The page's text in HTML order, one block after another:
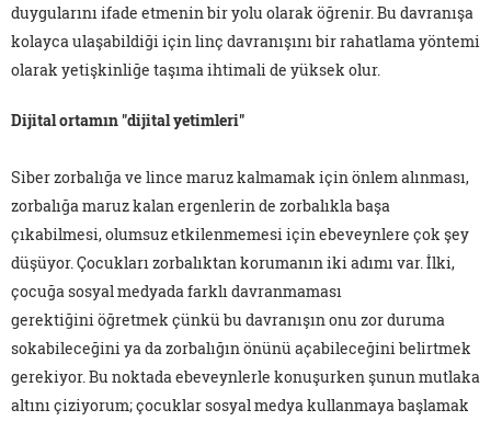
duygularını ifade etmenin bir yolu olarak öğrenir. Bu davranışa
kolayca ulaşabildiği için linç davranışını bir rahatlama yöntemi
olarak yetişkinliğe taşıma ihtimali de yüksek olur.
Dijital ortamın "dijital yetimleri"
Siber zorbalığa ve lince maruz kalmamak için önlem alınması,
zorbalığa maruz kalan ergenlerin de zorbalıkla başa
çıkabilmesi, olumsuz etkilenmemesi için ebeveynlere çok şey
düşüyor. Çocukları zorbalıktan korumanın iki adımı var. İlki,
çocuğa sosyal medyada farklı davranmaması
gerektiğini öğretmek çünkü bu davranışın onu zor duruma
sokabileceğini ya da zorbalığın önünü açabileceğini belirtmek
gerekiyor. Bu noktada ebeveynlerle konuşurken şunun mutlaka
altını çiziyorum; çocuklar sosyal medya kullanmaya başlamak